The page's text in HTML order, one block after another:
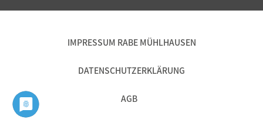
IMPRESSUM RABE MÜHLHAUSEN
DATENSCHUTZERKLÄRUNG
AGB